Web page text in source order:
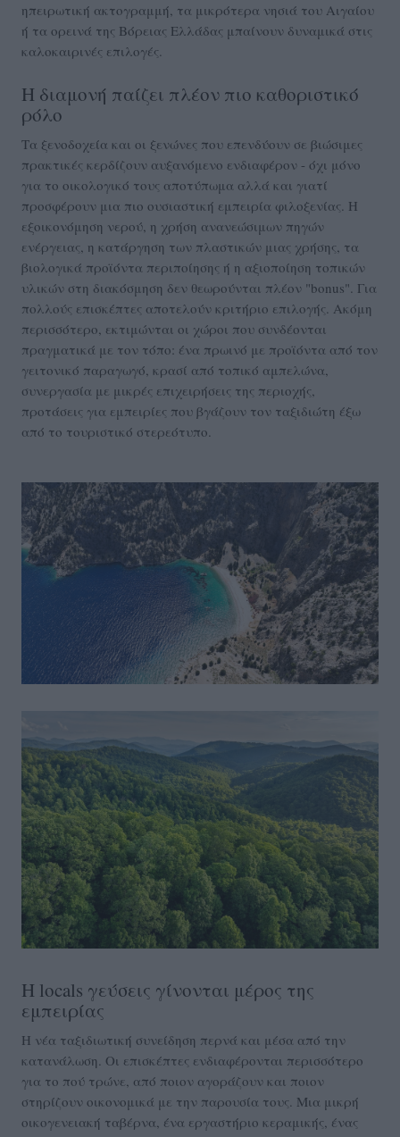
ηπειρωτική ακτογραμμή, τα μικρότερα νησιά του Αιγαίου
ή τα ορεινά της Βόρειας Ελλάδας μπαίνουν δυναμικά στις
καλοκαιρινές επιλογές.
Η διαμονή παίζει πλέον πιο καθοριστικό
ρόλο
Τα ξενοδοχεία και οι ξενώνες που επενδύουν σε βιώσιμες
πρακτικές κερδίζουν αυξανόμενο ενδιαφέρον - όχι μόνο
για το οικολογικό τους αποτύπωμα αλλά και γιατί
προσφέρουν μια πιο ουσιαστική εμπειρία φιλοξενίας. Η
εξοικονόμηση νερού, η χρήση ανανεώσιμων πηγών
ενέργειας, η κατάργηση των πλαστικών μιας χρήσης, τα
βιολογικά προϊόντα περιποίησης ή η αξιοποίηση τοπικών
υλικών στη διακόσμηση δεν θεωρούνται πλέον "bonus". Για
πολλούς επισκέπτες αποτελούν κριτήριο επιλογής. Ακόμη
περισσότερο, εκτιμώνται οι χώροι που συνδέονται
πραγματικά με τον τόπο: ένα πρωινό με προϊόντα από τον
γειτονικό παραγωγό, κρασί από τοπικό αμπελώνα,
συνεργασία με μικρές επιχειρήσεις της περιοχής,
προτάσεις για εμπειρίες που βγάζουν τον ταξιδιώτη έξω
από το τουριστικό στερεότυπο.
Η locals γεύσεις γίνονται μέρος της
εμπειρίας
Η νέα ταξιδιωτική συνείδηση περνά και μέσα από την
κατανάλωση. Οι επισκέπτες ενδιαφέρονται περισσότερο
για το πού τρώνε, από ποιον αγοράζουν και ποιον
στηρίζουν οικονομικά με την παρουσία τους. Μια μικρή
οικογενειακή ταβέρνα, ένα εργαστήριο κεραμικής, ένας